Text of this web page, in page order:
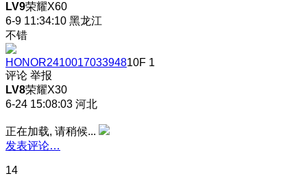
LV9荣耀X60
6-9 11:34:10 黑龙江
不错
HONOR241001703394810F 1
评论 举报
LV8荣耀X30
6-24 15:08:03 河北
正在加载, 请稍候...
发表评论…
14